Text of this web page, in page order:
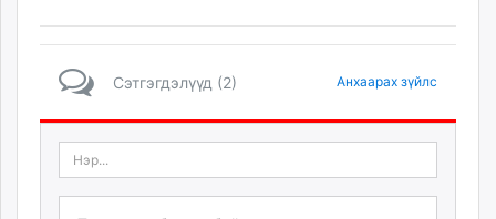
Сэтгэгдэлүүд (2) Анхаарах зүйлс